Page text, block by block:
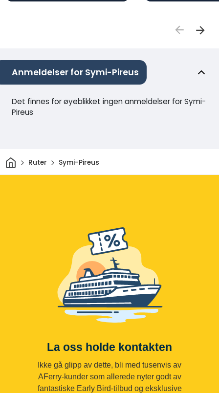
Anmeldelser for Symi-Pireus
Det finnes for øyeblikket ingen anmeldelser for Symi-
Pireus
HjemRuter Symi-Pireus
La oss holde kontakten
Ikke gå glipp av dette, bli med tusenvis av
AFerry-kunder som allerede nyter godt av
fantastiske Early Bird-tilbud og eksklusive